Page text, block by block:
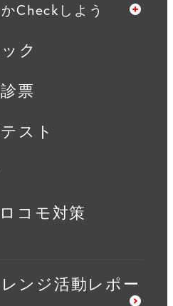
Checkしよう
ク
票
スト
コモ対策
ンジ活動レポー